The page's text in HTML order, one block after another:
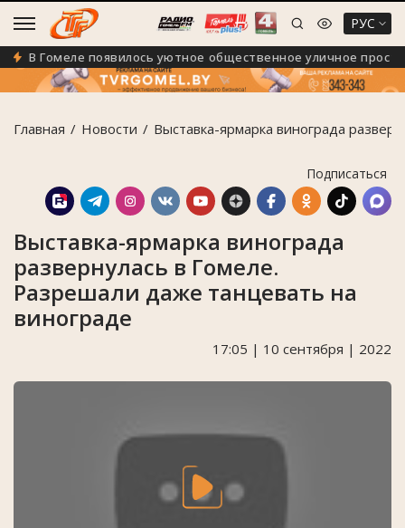
РУС
В Гомеле появилось уютное общественное уличное
Главная Новости Выставка-ярмарка винограда
Подписаться
Выставка-ярмарка винограда
развернулась в Гомеле.
Разрешали даже танцевать на
винограде
17:05 | 10 сентября | 2022